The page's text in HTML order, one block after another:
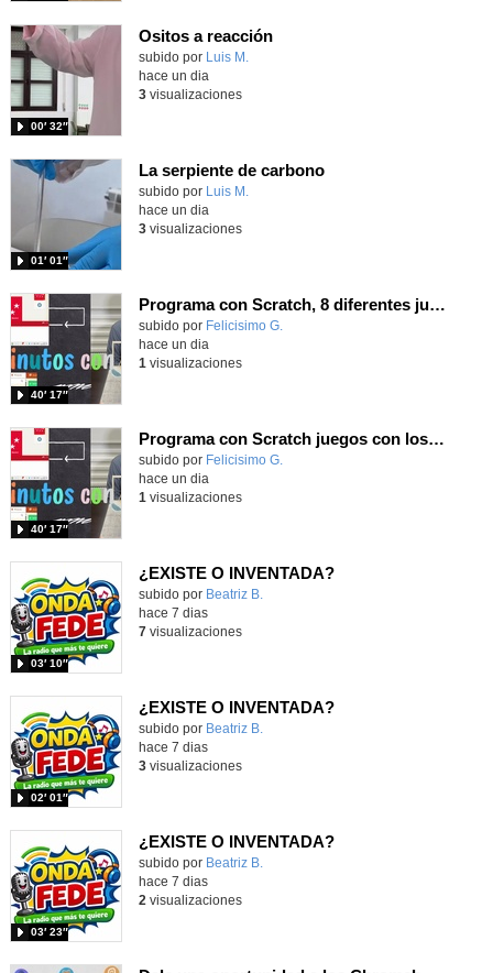
Ositos a reacción
Contenido educativo.
subido por Luis M.
00′ 32″
hace un dia
3visualizaciones
La serpiente de carbono
Contenido educativo.
subido por Luis M.
01′ 01″
hace un dia
3visualizaciones
Programa con Scratch, 8 diferentes juegos para vivir la emoción de los partidos de España en el mundial 2026
Contenido educativo.
subido por Felicisimo G.
40′ 17″
hace un dia
1 visualizaciones
Programa con Scratch juegos con los partidos del mundial 2026 ganados por España
Contenido educativo.
subido por Felicisimo G.
40′ 17″
hace un dia
1 visualizaciones
¿EXISTE O INVENTADA?
Contenido educativo.
subido por Beatriz B.
03′ 10″
hace 7 dias
7visualizaciones
¿EXISTE O INVENTADA?
Contenido educativo.
subido por Beatriz B.
02′ 01″
hace 7 dias
3visualizaciones
¿EXISTE O INVENTADA?
Contenido educativo.
subido por Beatriz B.
03′ 23″
hace 7 dias
2 visualizaciones